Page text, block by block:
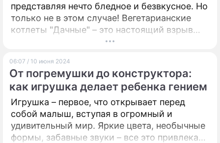
представляя нечто бледное и безвкусное. Но
только не в этом случае! Вегетарианские
котлеты "Дачные" – это настоящий взрыв
вкуса, аромата и летних воспоминаний.
06:07 / 10 июня 2024
От погремушки до конструктора:
как игрушка делает ребенка гением
Игрушка – первое, что открывает перед
собой малыш, вступая в огромный и
удивительный мир. Яркие цвета, необычные
формы, забавные звуки – все это привлекает